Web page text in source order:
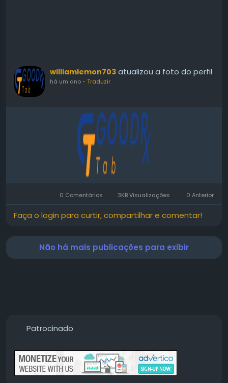
williamlemon703 atualizou a foto do perfil
há um ano- Traduzir
0 Comentários 3KB Visualizações 0 Anterior
Faça o login para curtir, compartilhar e comentar!
Não há mais publicações para exibir
Patrocinado